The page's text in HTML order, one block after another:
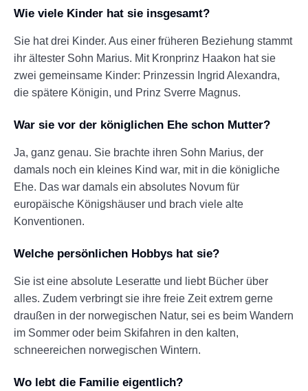
Wie viele Kinder hat sie insgesamt?
Sie hat drei Kinder. Aus einer früheren Beziehung stammt
ihr ältester Sohn Marius. Mit Kronprinz Haakon hat sie
zwei gemeinsame Kinder: Prinzessin Ingrid Alexandra,
die spätere Königin, und Prinz Sverre Magnus.
War sie vor der königlichen Ehe schon Mutter?
Ja, ganz genau. Sie brachte ihren Sohn Marius, der
damals noch ein kleines Kind war, mit in die königliche
Ehe. Das war damals ein absolutes Novum für
europäische Königshäuser und brach viele alte
Konventionen.
Welche persönlichen Hobbys hat sie?
Sie ist eine absolute Leseratte und liebt Bücher über
alles. Zudem verbringt sie ihre freie Zeit extrem gerne
draußen in der norwegischen Natur, sei es beim Wandern
im Sommer oder beim Skifahren in den kalten,
schneereichen norwegischen Wintern.
Wo lebt die Familie eigentlich?